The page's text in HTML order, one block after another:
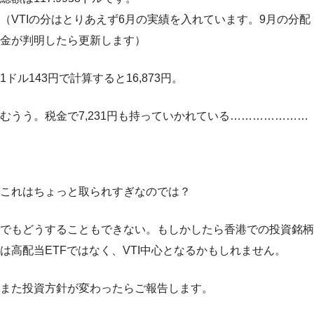
（VTIの分はとりあえず6月の実績を入れています。9月の分配
金が判明したら更新します）
1ドル143円で計算すると16,873円。
むうう。税金で7,231円も持っていかれている…………………
これはちょっと取られすぎなのでは？
でもどうすることもできない。もしかしたら香港での投資銘柄
は高配当ETFではなく、VTI中心となるかもしれません。
また投資方針が変わったらご報告します。